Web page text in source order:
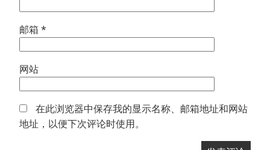
邮箱 *
网站
在此浏览器中保存我的显示名称、邮箱地址和网站
地址，以便下次评论时使用。